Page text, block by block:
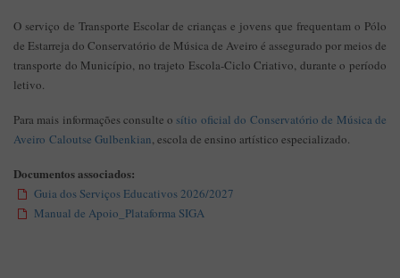
O serviço de Transporte Escolar de crianças e jovens que frequentam o Pólo
de Estarreja do Conservatório de Música de Aveiro é assegurado por meios de
transporte do Município, no trajeto Escola-Ciclo Criativo, durante o período
letivo.
Para mais informações consulte o sítio oficial do Conservatório de Música de
Aveiro Caloutse Gulbenkian , escola de ensino artístico especializado.
Documentos associados:
Guia dos Serviços Educativos 2026/2027
Manual de Apoio_Plataforma SIGA